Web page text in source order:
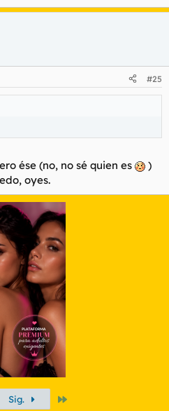
#25
ése (no, no sé quien es
)
oyes.
Sig.